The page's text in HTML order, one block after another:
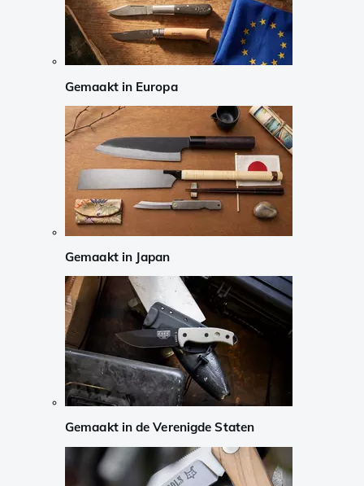
Gemaakt in Europa
Gemaakt in Japan
Gemaakt in de Verenigde Staten